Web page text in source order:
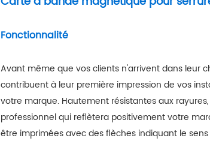
Fonctionnalité
Avant même que vos clients n'arrivent dans leur
contribuent à leur première impression de vos
votre marque. Hautement résistantes aux
professionnel qui reflètera positivement votre
être imprimées avec des flèches indiquant le